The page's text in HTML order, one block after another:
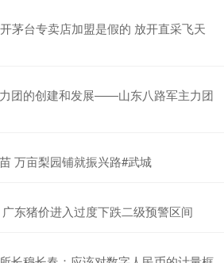
茅台专卖店加盟是假的 放开直采飞天
团的创建和发展——山东八路军主力团
万亩梨园铺就振兴路#武城
东猪价进入过度下跌二级预警区间